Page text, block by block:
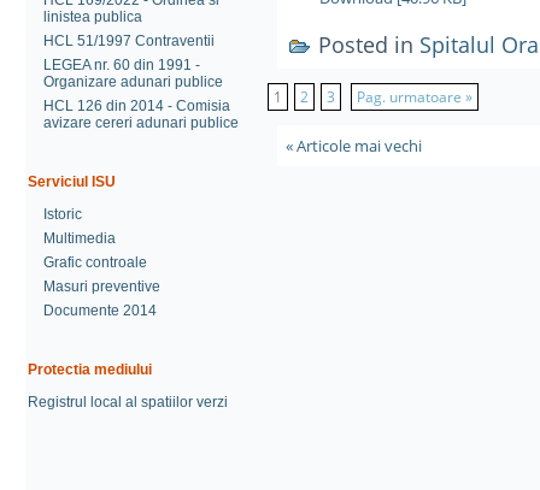
linistea publica
HCL 51/1997 Contraventii
LEGEA nr. 60 din 1991 -
Organizare adunari publice
HCL 126 din 2014 - Comisia
avizare cereri adunari publice
Serviciul ISU
Istoric
Multimedia
Grafic controale
Masuri preventive
Documente 2014
Protectia mediului
Registrul local al spatiilor verzi
Posted in Spitalul
1 2 3 Pag. urmatoare »
« Articole mai vechi